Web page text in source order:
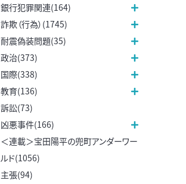
銀行犯罪関連(164)
詐欺（行為）(1745)
耐震偽装問題(35)
政治(373)
国際(338)
教育(136)
訴訟(73)
凶悪事件(166)
＜連載＞宝田陽平の兜町アンダーワー
ルド(1056)
主張(94)